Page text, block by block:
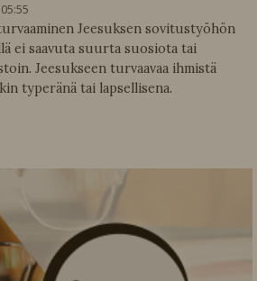
05:55
Jeesuksen sovitustyöhön
ei saavuta suurta suosiota tai
Jeesukseen turvaavaa ihmistä
typeränä tai lapsellisena.